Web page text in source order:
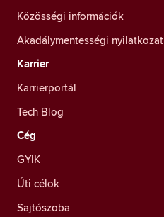
Közösségi információk
Akadálymentességi nyilatkozat
Karrier
Karrierportál
Tech Blog
Cég
GYIK
Úti célok
Sajtószoba